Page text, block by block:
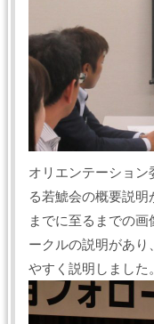
オリエンテーション
る若鯱会の概要説
までに至るまでの
ークルの説明があり
やすく説明しました。